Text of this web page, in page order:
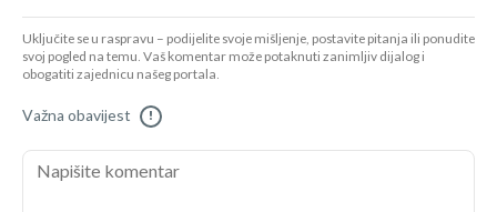
Uključite se u raspravu – podijelite svoje mišljenje, postavite pitanja ili ponudite
svoj pogled na temu. Vaš komentar može potaknuti zanimljiv dijalog i
obogatiti zajednicu našeg portala.
Važna obavijest !